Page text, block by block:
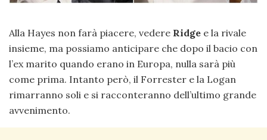
Alla Hayes non farà piacere, vedere Ridge e la rivale
insieme, ma possiamo anticipare che dopo il bacio con
l’ex marito quando erano in Europa, nulla sarà più
come prima. Intanto però, il Forrester e la Logan
rimarranno soli e si racconteranno dell’ultimo grande
avvenimento.